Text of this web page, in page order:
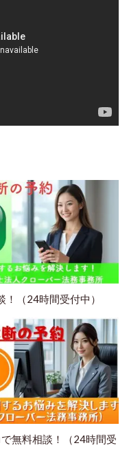
（24時間受付中）
無料相談！（24時間受